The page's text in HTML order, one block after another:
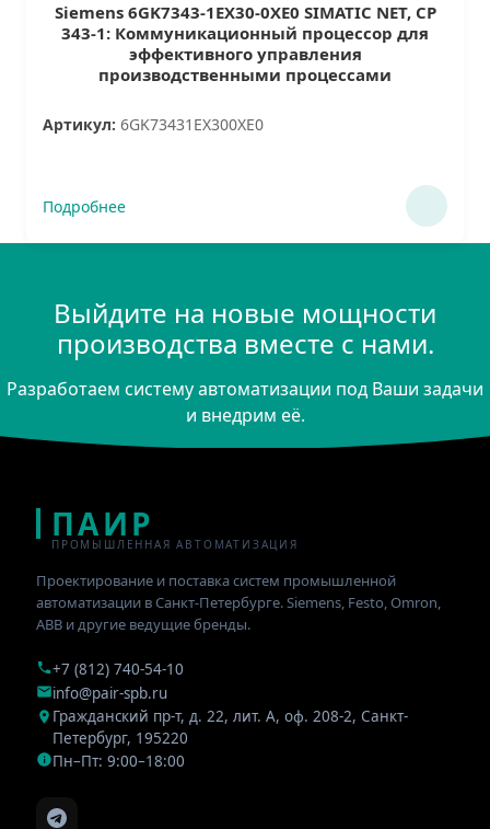
Siemens 6GK7343-1EX30-0XE0 SIMATIC NET, CP
343-1: Коммуникационный процессор для
эффективного управления
производственными процессами
Артикул: 6GK73431EX300XE0
Подробнее
Выйдите на новые мощности
производства вместе с нами.
Разработаем систему автоматизации под Ваши задачи
и внедрим её.
ПАИР
ПРОМЫШЛЕННАЯ АВТОМАТИЗАЦИЯ
Проектирование и поставка систем промышленной
автоматизации в Санкт-Петербурге. Siemens, Festo, Omron,
ABB и другие ведущие бренды.
+7 (812) 740-54-10
info@pair-spb.ru
Гражданский пр-т, д. 22, лит. А, оф. 208-2, Санкт-
Петербург, 195220
Пн–Пт: 9:00–18:00